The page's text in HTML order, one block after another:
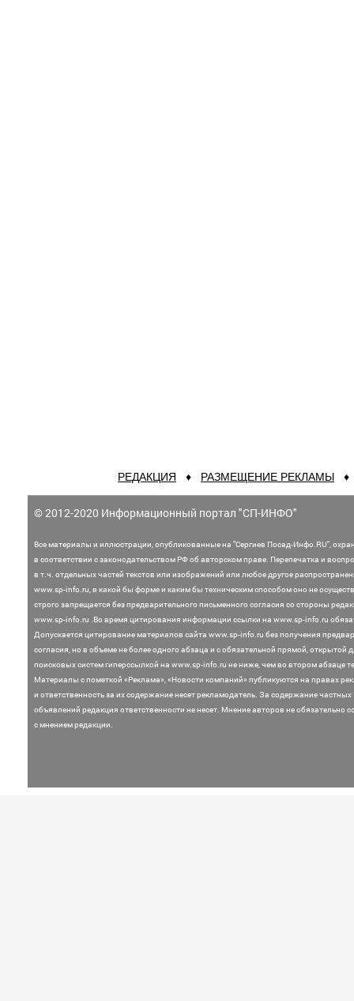
РЕДАКЦИЯ ♦ РАЗМЕЩЕНИЕ РЕКЛАМЫ
© 2012-2020 Информационный портал "СП-ИНФО"
Все материалы и иллюстрации,опубликованные на "Сергиев Посад-Инфо.RU",
в соответствии с законодательством РФ об авторском праве. Перепечатка и
в т.ч. отдельных частей текстов или изображений или любое другое
www.sp-info.ru, в какой бы форме и каким бы техническим способом оно не
строго запрещается без предварительного письменного согласия со стороны
www.sp-info.ru .Во время цитирования информации ссылки на www.sp-info.ru
Допускается цитирование материалов сайта www.sp-info.ru без получения
согласия, но в объеме не более одного абзаца и с обязательной прямой, открытой
поисковых систем гиперссылкой на www.sp-info.ru не ниже, чем во втором абзаце
Материалы с пометкой «Реклама», «Новости компаний» публикуются на правах
и ответственность за их содержание несет рекламодатель. За содержание частных
объявлений редакция ответственности не несет. Мнениеавторов не обязательно
с мнением редакции.